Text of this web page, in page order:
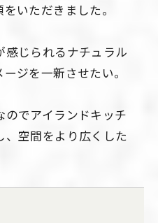
いただきました。
感じられるナチュラル
ジを一新させたい。
のでアイランドキッチ
、空間をより広くした